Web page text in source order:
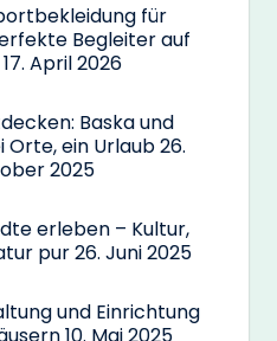
für
Begleiter auf
17. April 2026
Baska und
Orte, ein Urlaub26.
2025
erleben – Kultur,
pur26. Juni 2025
und Einrichtung
10. Mai 2025